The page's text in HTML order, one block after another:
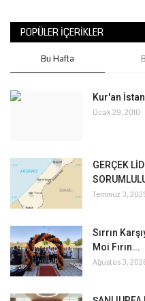
POPÜLER İÇERIKLER
Bu Hafta
Kur'an
Ocak 29, 2010
GERÇEK
Temmuz 3,
Sırrın
Moi Fırın...
Ağustos 3,